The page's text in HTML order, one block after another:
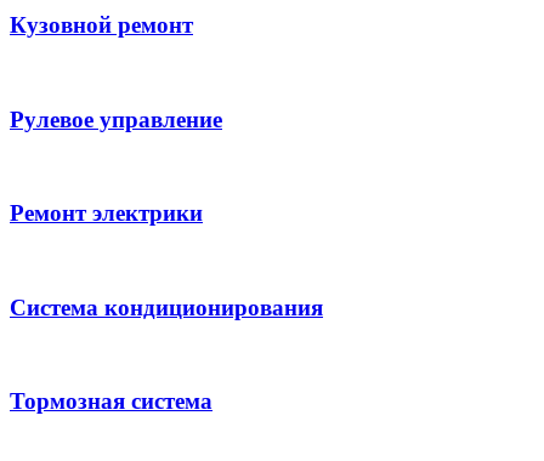
Кузовной ремонт
Рулевое управление
Ремонт электрики
Система кондиционирования
Тормозная система